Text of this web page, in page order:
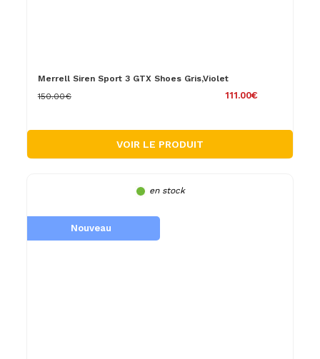
Merrell Siren Sport 3 GTX Shoes Gris,Violet
111.00€
150.00€
VOIR LE PRODUIT
en stock
Nouveau